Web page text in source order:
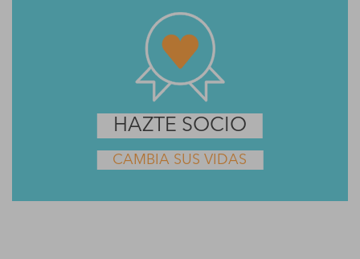
HAZTE SOCIO
CAMBIA SUS VIDAS